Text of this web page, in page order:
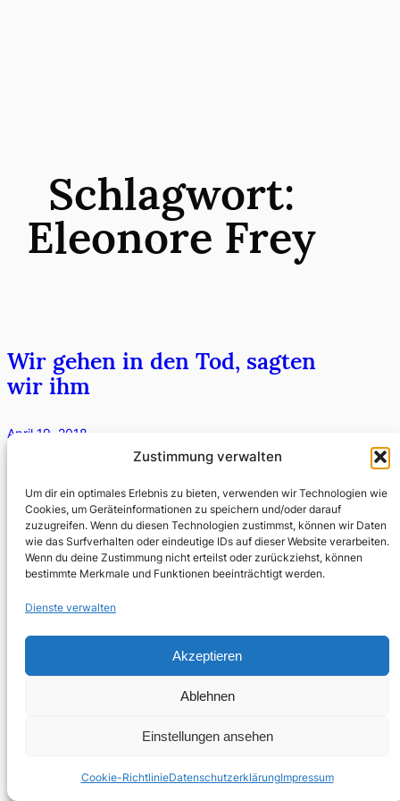
Zustimmung verwalten
Um dir ein optimales Erlebnis zu bieten, verwenden wir Technologien wie
Cookies, um Geräteinformationen zu speichern und/oder darauf
zuzugreifen. Wenn du diesen Technologien zustimmst, können wir Daten
wie das Surfverhalten oder eindeutige IDs auf dieser Website verarbeiten.
Wenn du deine Zustimmung nicht erteilst oder zurückziehst, können
bestimmte Merkmale und Funktionen beeinträchtigt werden.
Dienste verwalten
Akzeptieren
Ablehnen
Einstellungen ansehen
Cookie-RichtlinieDatenschutzerklärungImpressum
Schlagwort:
Eleonore Frey
Wir gehen in den Tod, sagten
wir ihm
April 19, 2018
Was macht ihr hier? Wollte das Kind von uns wissen. Wir